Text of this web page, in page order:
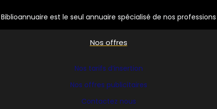
Biblioannuaire est le seul annuaire spécialisé de nos professions
Nos offres
Nos tarifs d’insertion
Nos offres publicitaires
Contactez nous